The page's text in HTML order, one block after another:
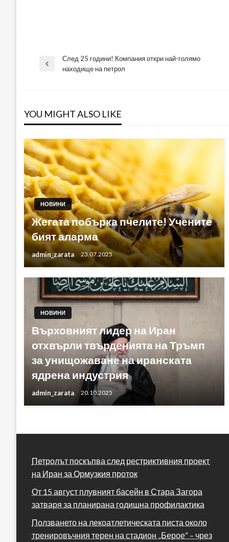
Навигация
Previous
След 25 години! Компания откри най-голямо
находище на петрол
YOU MIGHT ALSO LIKE
НОВИНИ
Жегата побърка пчелите! Учените
бият аларма
admin_zarata 23.07.2025
НОВИНИ
Върховният лидер на Иран
отхвърли твърденията на Тръмп
за унищожаване на иранската
ядрена индустрия
admin_zarata 20.10.2025
Петролът поскъпва след рестриктивния проект
на Иран за Ормузкия проток
От 15 август плувният басейн в Стара Загора
затваря за планирана годишна профилактика
Ползването на лекоатлетическата писта около
тренировъчния терен на стадион „Берое“ – чрез